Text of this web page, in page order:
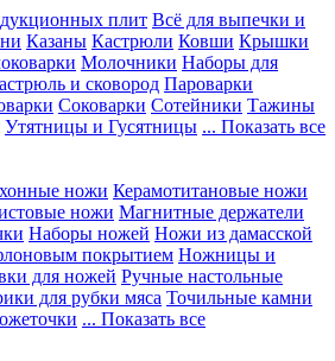
плит Всё для выпечки и
Казаны Кастрюли Ковши Крышки
Молочники Наборы для
и сковород Пароварки
Соковарки Сотейники Тажины
Утятницы и Гусятницы ... Показать все
ножи Керамотитановые ножи
ножи Магнитные держатели
Наборы ножей Ножи из дамасской
покрытием Ножницы и
для ножей Ручные настольные
для рубки мяса Точильные камни
... Показать все